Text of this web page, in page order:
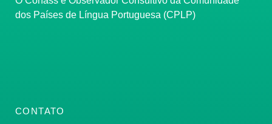
dos Países de Língua Portuguesa (CPLP)
CONTATO